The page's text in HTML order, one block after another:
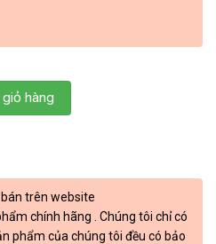
số lượng
hàng
trên website
chính hãng . Chúng tôi chỉ có
phẩm của chúng tôi đều có bảo